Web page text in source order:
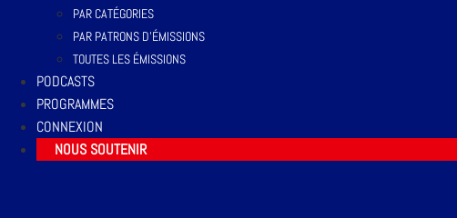
PAR CATÉGORIES
PAR PATRONS D’ÉMISSIONS
TOUTES LES ÉMISSIONS
PODCASTS
PROGRAMMES
CONNEXION
NOUS SOUTENIR